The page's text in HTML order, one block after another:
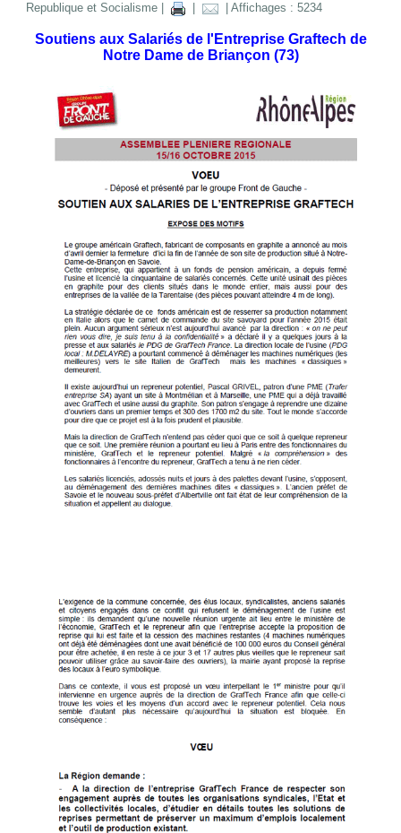
Republique et Socialisme
| Affichages : 5234
Soutiens aux Salariés de l'Entreprise Graftech de
Notre Dame de Briançon (73)